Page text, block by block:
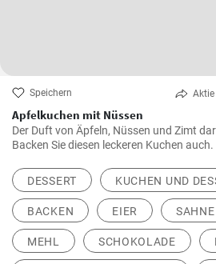
Speichern Aktie
Apfelkuchen mit Nüssen
Der Duft von Äpfeln, Nüssen und Zimt
Backen Sie diesen leckeren Kuchen auch.
DESSERT KUCHEN UND
BACKEN EIER SAHNE
MEHL SCHOKOLADE